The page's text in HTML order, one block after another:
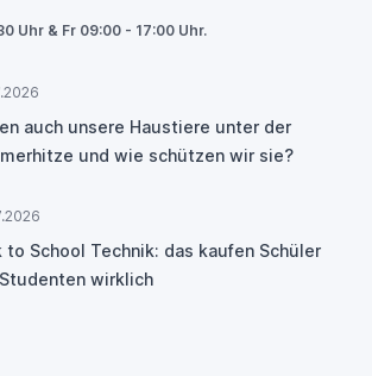
Uhr & Fr 09:00 - 17:00 Uhr.
auch unsere Haustiere unter der
und wie schützen wir sie?
to School Technik: das kaufen Schüler
wirklich